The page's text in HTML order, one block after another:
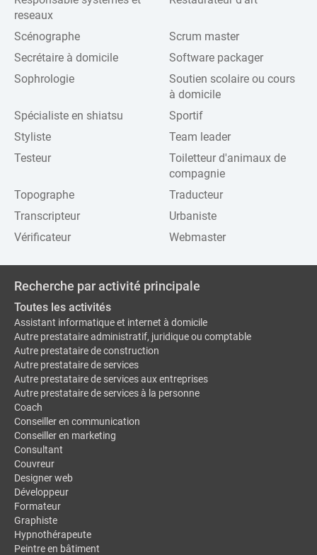
reseaux
Scénographe
Scrum master
Secrétaire à domicile
Software packager
Sophrologie
Soutien scolaire ou cours
à domicile
Spécialiste en shiatsu
Sportif
Styliste
Team leader
Testeur
Toiletteur d'animaux de
compagnie
Topographe
Traducteur
Transcripteur
Urbaniste
Vérificateur
Webmaster
Recherche par activité principale
Toutes les activités
Assistant informatique et internet à domicile
Autre prestataire administratif, juridique ou comptable
Autre prestataire de construction
Autre prestataire de services
Autre prestataire de services aux entreprises
Autre prestataire de services à la personne
Coach
Conseiller en communication
Conseiller en marketing
Consultant
Couvreur
Designer web
Développeur
Formateur
Graphiste
Hypnothérapeute
Peintre en bâtiment